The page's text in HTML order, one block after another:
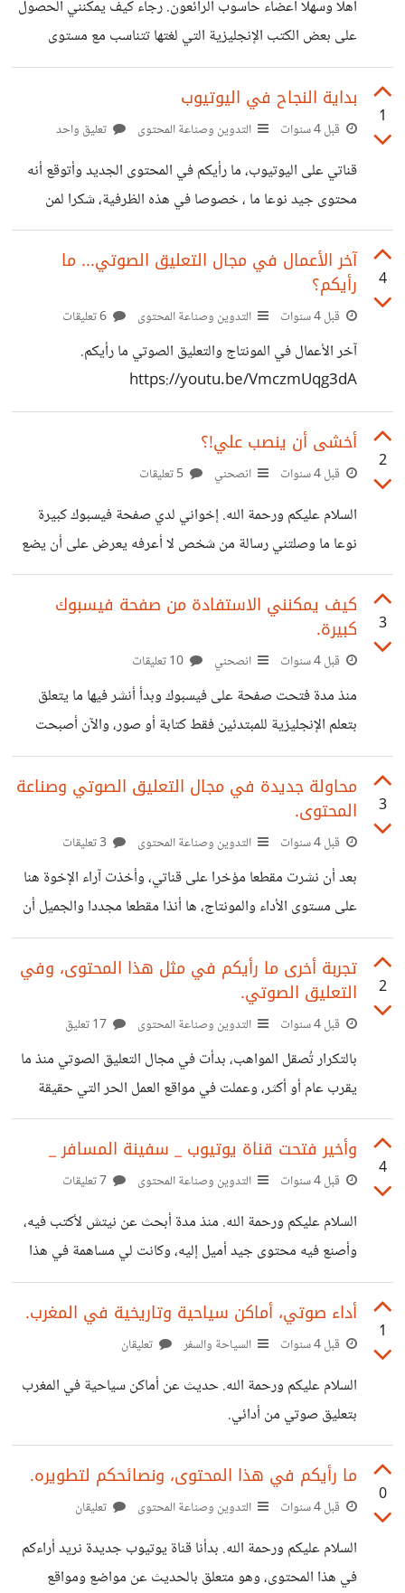
أهلا وسهلا أعضاء حاسوب الرائعون. رجاء كيف يمكنني الحصول
على بعض الكتب الإنجليزية التي لغتها تتناسب مع مستوى
المبتدئين. وكيف يمكنني الوصول إليها وهل يمكن أن يرسل لي
أحدكم رابط لتحميلها وشكرا
1
بداية النجاح في اليوتيوب
قبل 4 سنوات التدوين وصناعة المحتوى تعليق واحد
قناتي على اليوتيوب، ما رأيكم في المحتوى الجديد وأتوقع أنه
محتوى جيد نوعا ما ، خصوصا في هذه الظرفية، شكرا لمن
دعمني بالاشتراك https://youtu.be/CnDrFtMSjgs
4
آخر الأعمال في مجال التعليق الصوتي... ما
رأيكم؟
قبل 4 سنوات التدوين وصناعة المحتوى
آخر الأعمال في المونتاج والتعليق الصوتي ما رأيكم.
https://youtu.be/VmczmUqg3dA
2
أخشى أن ينصب علي!؟
قبل 4 سنوات انصحني
السلام عليكم ورحمة الله. إخواني لدي صفحة فيسبوك كبيرة
نوعا ما وصلتني رسالة من شخص لا أعرفه يعرض على أن يضع
اعلانات على صفحتي أو أقوم بإعلان ممول على صفحتي،
وعرض مبلغ 1800 دولار لكل إعلان، فانتابني الشكل كيف
رسائلهم؛ We do sponsored advertising we buy ads
from Facebook we will provide you ads and you
3
كيف يمكنني الاستفادة من صفحة فيسبوك
كبيرة.
قبل 4 سنوات انصحني
منذ مدة فتحت صفحة على فيسبوك وبدأ أنشر فيها ما يتعلق
بتعلم الإنجليزية للمبتدئين فقط كتابة أو صور، والآن أصبحت
كبيرة أكثر من 40 ألف متابع وأحصل على ألف متابع يوميا وأريد
أن أستفيد منها بطريقة ما، مع العلم فكرت في إنشاء فيديوهات
لتحقيق الشروط. هل هناك اقتراحات وشكرا.
3
محاولة جديدة في مجال التعليق الصوتي وصناعة
المحتوى.
قبل 4 سنوات التدوين وصناعة المحتوى
بعد أن نشرت مقطعا مؤخرا على قناتي، وأخذت آراء الإخوة هنا
على مستوى الأداء والمونتاج، ها أنذا مقطعا مجددا والجميل أن
نصه من كتابة كاتبة محترفة من موقع حسوب، بعد أخذ إذنها تم
استعمال التدوينة، والإشارة إلى مصدر السيناريو في الوصف.
وحاولت أن أحسن من أدائي ولو بنسبة قليلة بناء على آراء
وملاحظة الإخوة في هذا المجتمع، وأريد رأيكم مجددا هل طبقت
ملاحظاتكم، على مستوى العيش والاحساس بالنص، أم تلاحظون
رتابة في الإلقاء. رابط العمل؛
2
تجربة أخرى ما رأيكم في مثل هذا المحتوى، وفي
التعليق الصوتي.
قبل 4 سنوات التدوين وصناعة المحتوى
بالتكرار تُصقل المواهب، بدأت في مجال التعليق الصوتي منذ ما
يقرب عام أو أكثر، وعملت في مواقع العمل الحر التي حقيقة
علمتني الكثير خاصةً موقع خمسات، حتى صقلت موهبتي
المتواضعة في التعليق الصوتي. قناتي كانت منوعة ولم أستقر
على مجال معين، ولكنني قمت بعمل فيديو عن قصة تحفيزية
رأيكم في هذا المحتوى، هل أحذف كل ما في قناتي وأصنع هذا
المحتوى القصصي أو التحفيزي، .... وما نصائحكم لتطوير
الصوت
4
وأخير فتحت قناة يوتيوب _ سفينة المسافر _
قبل 4 سنوات التدوين وصناعة المحتوى
السلام عليكم ورحمة الله. منذ مدة أبحث عن نيتش لأكتب فيه،
وأصنع فيه محتوى جيد أميل إليه، وكانت لي مساهمة في هذا
الشأن هذا رابطها.
https://io.hsoub.com/Ideas/129860-
%D8%A7%D8%B1%D8%BA%D8%A8-
%D9%82%D9%86%D8%A7%D8%A9-
%D9%8A%D9%88%D8%AA%D9%8A%D9%88%D
8%A8-%D9%88%D9%84%D9%83%D9%86 فالحمد
لله الذي وفقني لأن أفتح قناة سفينة المسافر التي جهزت
محتواها والحمد لله. قناة أعرض فيها معلومات عن أهم الأماكن
السياحية في مختلف دول العالم، بأسلوب عادي وتعليق صوتي
لي كمبتدئ. أنتظر آراءكم، وهناك 4 فيديوهات جاهزة إن شاء الله
1
أداء صوتي، أماكن سياحية وتاريخية في المغرب.
قبل 4 سنوات السياحة والسفر تعليقان
السلام عليكم ورحمة الله. حديث عن أماكن سياحية في المغرب
بتعليق صوتي من أدائي.
https://youtu.be/v_BCAyqCks8
0
ما رأيكم في هذا المحتوى، ونصائحكم لتطويره.
قبل 4 سنوات التدوين وصناعة المحتوى تعليقان
السلام عليكم ورحمة الله. بدأنا قناة يوتيوب جديدة نريد أراءكم
في هذا المحتوى، وهو متعلق بالحديث عن مواضع ومواقع